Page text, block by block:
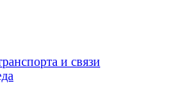
и связи